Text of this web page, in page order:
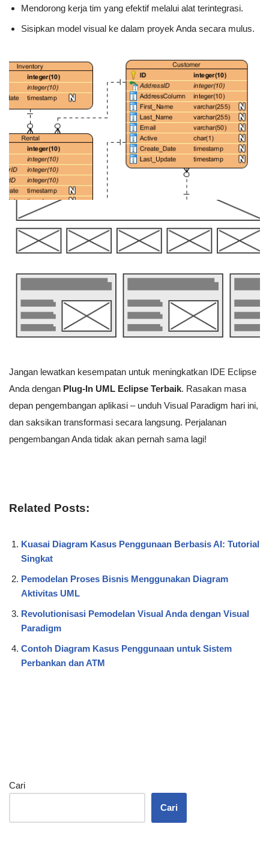
Mendorong kerja tim yang efektif melalui alat terintegrasi.
Sisipkan model visual ke dalam proyek Anda secara mulus.
Jangan lewatkan kesempatan untuk meningkatkan IDE Eclipse
Anda dengan Plug-In UML Eclipse Terbaik. Rasakan masa
depan pengembangan aplikasi – unduh Visual Paradigm hari ini,
dan saksikan transformasi secara langsung. Perjalanan
pengembangan Anda tidak akan pernah sama lagi!
Related Posts:
Kuasai Diagram Kasus Penggunaan Berbasis AI: Tutorial
Singkat
Pemodelan Proses Bisnis Menggunakan Diagram
Aktivitas UML
Revolutionisasi Pemodelan Visual Anda dengan Visual
Paradigm
Contoh Diagram Kasus Penggunaan untuk Sistem
Perbankan dan ATM
Cari
Cari